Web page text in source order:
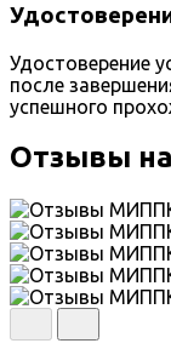
Удостоверение
после
успешного
Отзывы